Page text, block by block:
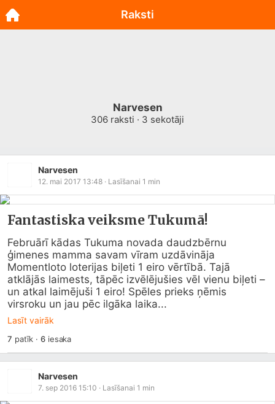
Narvesen
306 raksti · 3 sekotāji
Narvesen
12. mai 2017 13:48 · Lasīšanai 1 min
Fantastiska veiksme Tukumā!
Februārī kādas Tukuma novada daudzbērnu
ģimenes mamma savam vīram uzdāvināja
Momentloto loterijas biļeti 1 eiro vērtībā. Tajā
atklājās laimests, tāpēc izvēlējušies vēl vienu biļeti –
un atkal laimējuši 1 eiro! Spēles prieks ņēmis
virsroku un jau pēc ilgāka laika...
Lasīt vairāk
7 patīk ·6iesaka
Narvesen
7. sep 2016 15:10 · Lasīšanai 1 min
Raksti